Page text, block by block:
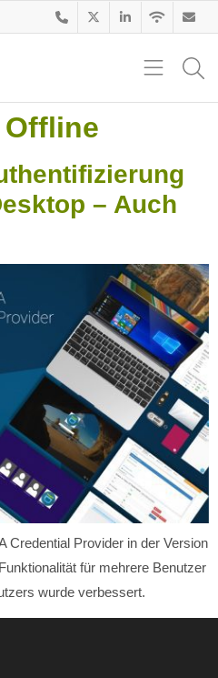
Offline
– Auch
Credential Provider in der Version
für mehrere Benutzer
wurde verbessert.